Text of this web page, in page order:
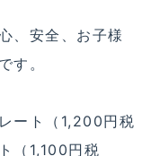
、安全、お子様
す。
ート（1,200円税
（1,100円税